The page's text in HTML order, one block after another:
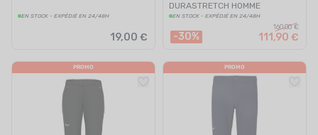
EN STOCK - EXPÉDIÉ EN 24/48H
19,00 €
DURASTRETCH HOMME
EN STOCK - EXPÉDIÉ EN 24/48H
-30%
160,00 €
111,90 €
PROMO PROMO